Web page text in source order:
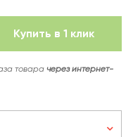
Купить в 1 клик
товара через интернет-